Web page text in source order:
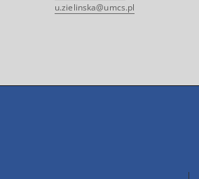
u.zielinska@umcs.pl